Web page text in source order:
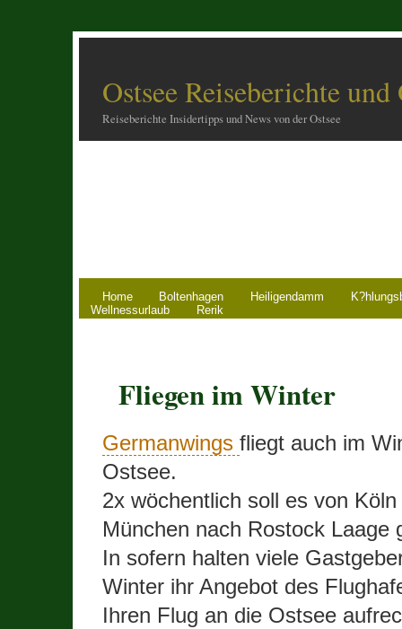
Ostsee Reiseberichte
Reiseberichte Insidertipps und News von der Ostsee
Home Boltenhagen Heiligendamm
Wellnessurlaub
Rerik
Fliegen im Winter
Germanwings fliegt auch im
Ostsee.
2x wöchentlich soll es von
München nach Rostock Laage
In sofern halten viele
Winter ihr Angebot des
Ihren Flug an die Ostsee